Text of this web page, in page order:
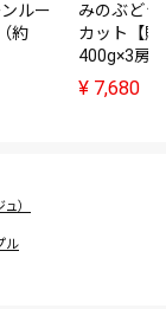
ルー
約
みのぶど
カット【
400g×3房
¥ 7,680
）
ル